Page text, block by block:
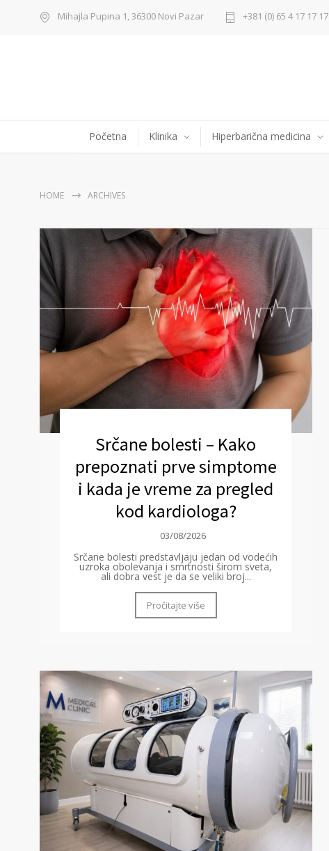
Mihajla Pupina 1, 36300 Novi Pazar +381 (0) 65 4 17 17 17
Početna Klinika Hiperbarična medicina
HOME ARCHIVES
Srčane bolesti – Kako
prepoznati prve simptome
i kada je vreme za pregled
kod kardiologa?
03/08/2026
Srčane bolesti predstavljaju jedan od vodećih
uzroka obolevanja i smrtnosti širom sveta,
ali dobra vest je da se veliki broj...
Pročitajte više